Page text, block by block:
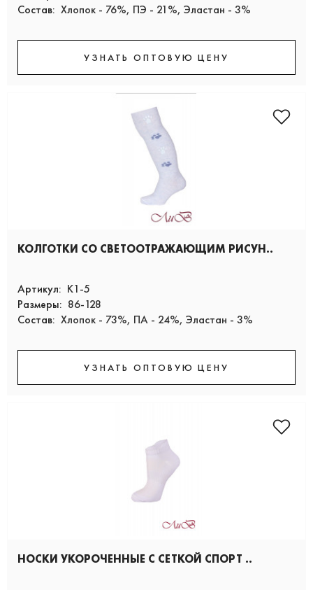
Состав: Хлопок - 76%, ПЭ - 21%, Эластан - 3%
УЗНАТЬ ОПТОВУЮ ЦЕНУ
КОЛГОТКИ СО СВЕТООТРАЖАЮЩИМ РИСУН..
Артикул: К1-5
Размеры: 86-128
Состав: Хлопок - 73%, ПА - 24%, Эластан - 3%
УЗНАТЬ ОПТОВУЮ ЦЕНУ
НОСКИ УКОРОЧЕННЫЕ С СЕТКОЙ СПОРТ ..